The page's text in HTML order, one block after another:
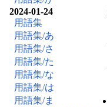
2024-01-24
用語集
用語集/あ
用語集/さ
用語集/た
用語集/な
用語集/は
用語集/ま